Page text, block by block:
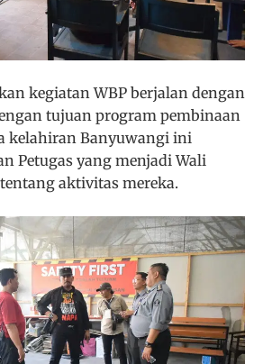
kegiatan WBP berjalan dengan
tujuan program pembinaan
kelahiran Banyuwangi ini
Petugas yang menjadi Wali
aktivitas mereka.